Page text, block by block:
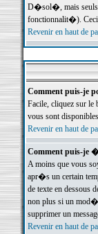
D�sol�, mais seuls
fonctionnalit�).
Revenir en haut de
Comment puis-je
Facile, cliquez sur le
vous sont
Revenir en haut de
Comment puis-je
A moins que vous
apr�s un certain
de texte en dessous
non plus si un
supprimer un
Revenir en haut de